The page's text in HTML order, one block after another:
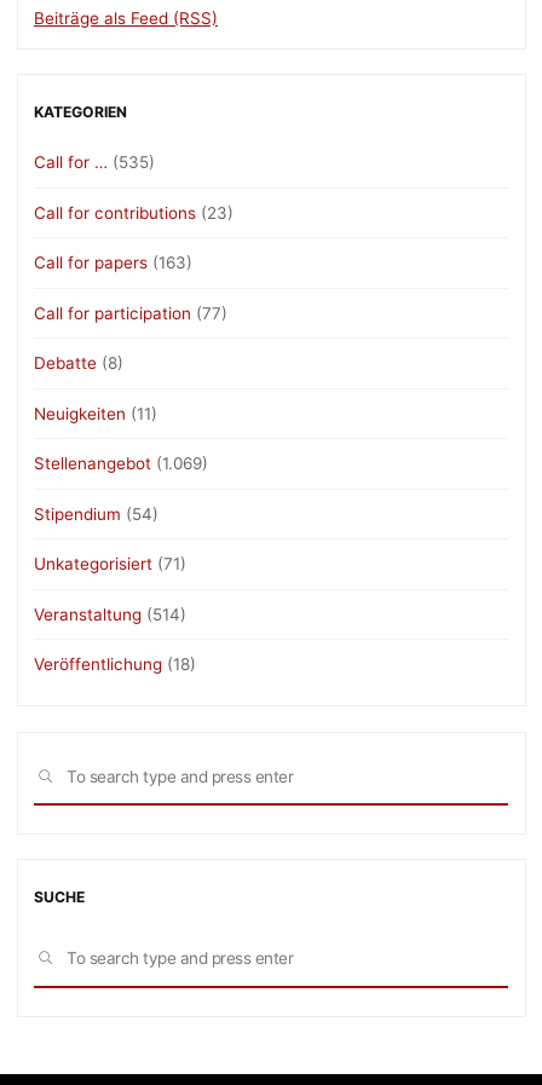
Beiträge als Feed (RSS)
KATEGORIEN
Call for … (535)
Call for contributions (23)
Call for papers (163)
Call for participation (77)
Debatte (8)
Neuigkeiten (11)
Stellenangebot (1.069)
Stipendium (54)
Unkategorisiert (71)
Veranstaltung (514)
Veröffentlichung (18)
SEARCH
SUCHE
SEARCH